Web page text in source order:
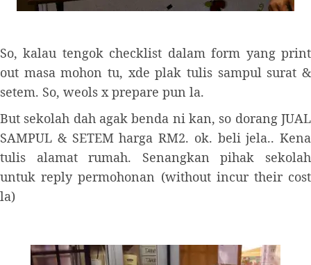
So, kalau tengok checklist dalam form yang print
out masa mohon tu, xde plak tulis sampul surat &
setem. So, weols x prepare pun la.
But sekolah dah agak benda ni kan, so dorang JUAL
SAMPUL & SETEM harga RM2. ok. beli jela.. Kena
tulis alamat rumah. Senangkan pihak sekolah
untuk reply permohonan (without incur their cost
la)